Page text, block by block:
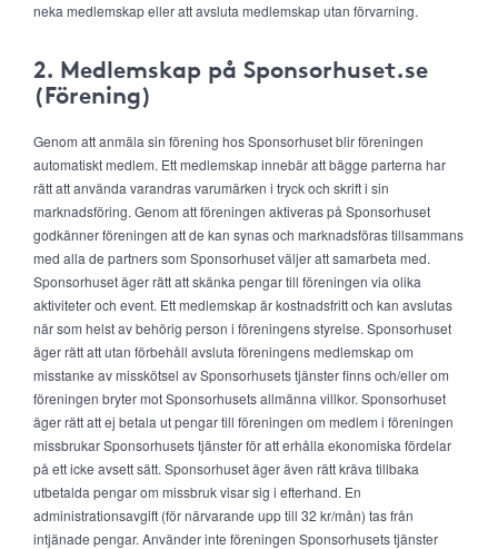
neka medlemskap eller att avsluta medlemskap utan förvarning.
2. Medlemskap på Sponsorhuset.se
(Förening)
Genom att anmäla sin förening hos Sponsorhuset blir föreningen
automatiskt medlem. Ett medlemskap innebär att bägge parterna har
rätt att använda varandras varumärken i tryck och skrift i sin
marknadsföring. Genom att föreningen aktiveras på Sponsorhuset
godkänner föreningen att de kan synas och marknadsföras tillsammans
med alla de partners som Sponsorhuset väljer att samarbeta med.
Sponsorhuset äger rätt att skänka pengar till föreningen via olika
aktiviteter och event. Ett medlemskap är kostnadsfritt och kan avslutas
när som helst av behörig person i föreningens styrelse. Sponsorhuset
äger rätt att utan förbehåll avsluta föreningens medlemskap om
misstanke av misskötsel av Sponsorhusets tjänster finns och/eller om
föreningen bryter mot Sponsorhusets allmänna villkor. Sponsorhuset
äger rätt att ej betala ut pengar till föreningen om medlem i föreningen
missbrukar Sponsorhusets tjänster för att erhålla ekonomiska fördelar
på ett icke avsett sätt. Sponsorhuset äger även rätt kräva tillbaka
utbetalda pengar om missbruk visar sig i efterhand. En
administrationsavgift (för närvarande upp till 32 kr/mån) tas från
intjänade pengar. Använder inte föreningen Sponsorhusets tjänster